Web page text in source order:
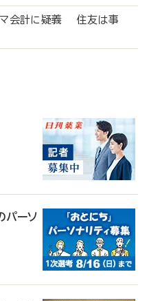
マ会計に疑義 住友は事
ーソ